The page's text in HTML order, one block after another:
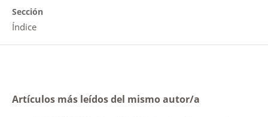
Sección
Índice
Artículos más leídos del mismo autor/a